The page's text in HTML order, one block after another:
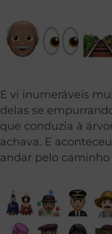
E vi inumeráveis
delas se
que conduzia à
achava. E
andar pelo